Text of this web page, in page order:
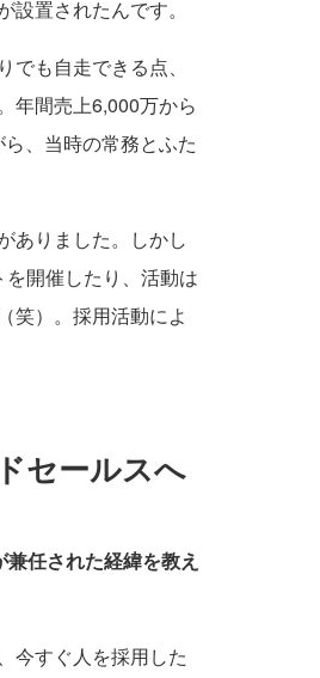
置されたんです。
も自走できる点、
年間売上6,000万から
、当時の常務とふた
ありました。しかし
開催したり、活動は
笑）。採用活動によ
セールスへ
任された経緯を教え
今すぐ人を採用した